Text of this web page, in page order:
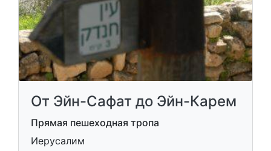
От Эйн-Сафат до Эйн-Карем
Прямая пешеходная тропа
Иерусалим